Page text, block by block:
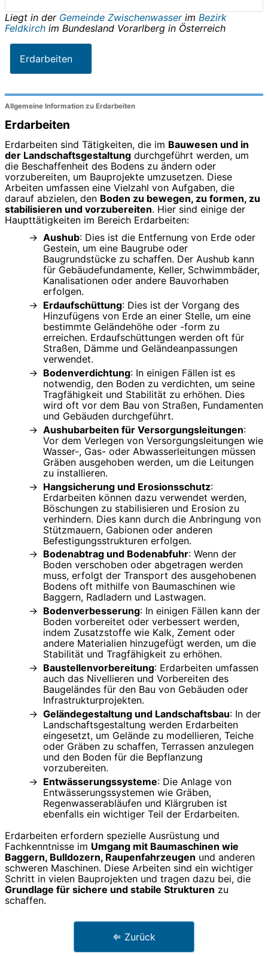
Liegt in der Gemeinde Zwischenwasser im Bezirk
Feldkirch im Bundesland Vorarlberg in Österreich
Erdarbeiten
Allgemeine Information zu Erdarbeiten
Erdarbeiten
Erdarbeiten sind Tätigkeiten, die im Bauwesen und in
der Landschaftsgestaltung durchgeführt werden, um
die Beschaffenheit des Bodens zu ändern oder
vorzubereiten, um Bauprojekte umzusetzen. Diese
Arbeiten umfassen eine Vielzahl von Aufgaben, die
darauf abzielen, den Boden zu bewegen, zu formen, zu
stabilisieren und vorzubereiten. Hier sind einige der
Haupttätigkeiten im Bereich Erdarbeiten:
Aushub: Dies ist die Entfernung von Erde oder
Gestein, um eine Baugrube oder
Baugrundstücke zu schaffen. Der Aushub kann
für Gebäudefundamente, Keller, Schwimmbäder,
Kanalisationen oder andere Bauvorhaben
erfolgen.
Erdaufschüttung: Dies ist der Vorgang des
Hinzufügens von Erde an einer Stelle, um eine
bestimmte Geländehöhe oder -form zu
erreichen. Erdaufschüttungen werden oft für
Straßen, Dämme und Geländeanpassungen
verwendet.
Bodenverdichtung: In einigen Fällen ist es
notwendig, den Boden zu verdichten, um seine
Tragfähigkeit und Stabilität zu erhöhen. Dies
wird oft vor dem Bau von Straßen, Fundamenten
und Gebäuden durchgeführt.
Aushubarbeiten für Versorgungsleitungen:
Vor dem Verlegen von Versorgungsleitungen wie
Wasser-, Gas- oder Abwasserleitungen müssen
Gräben ausgehoben werden, um die Leitungen
zu installieren.
Hangsicherung und Erosionsschutz:
Erdarbeiten können dazu verwendet werden,
Böschungen zu stabilisieren und Erosion zu
verhindern. Dies kann durch die Anbringung von
Stützmauern, Gabionen oder anderen
Befestigungsstrukturen erfolgen.
Bodenabtrag und Bodenabfuhr: Wenn der
Boden verschoben oder abgetragen werden
muss, erfolgt der Transport des ausgehobenen
Bodens oft mithilfe von Baumaschinen wie
Baggern, Radladern und Lastwagen.
Bodenverbesserung: In einigen Fällen kann der
Boden vorbereitet oder verbessert werden,
indem Zusatzstoffe wie Kalk, Zement oder
andere Materialien hinzugefügt werden, um die
Stabilität und Tragfähigkeit zu erhöhen.
Baustellenvorbereitung: Erdarbeiten umfassen
auch das Nivellieren und Vorbereiten des
Baugeländes für den Bau von Gebäuden oder
Infrastrukturprojekten.
Geländegestaltung und Landschaftsbau: In der
Landschaftsgestaltung werden Erdarbeiten
eingesetzt, um Gelände zu modellieren, Teiche
oder Gräben zu schaffen, Terrassen anzulegen
und den Boden für die Bepflanzung
vorzubereiten.
Entwässerungssysteme: Die Anlage von
Entwässerungssystemen wie Gräben,
Regenwasserabläufen und Klärgruben ist
ebenfalls ein wichtiger Teil der Erdarbeiten.
Erdarbeiten erfordern spezielle Ausrüstung und
Fachkenntnisse im Umgang mit Baumaschinen wie
Baggern, Bulldozern, Raupenfahrzeugen und anderen
schweren Maschinen. Diese Arbeiten sind ein wichtiger
Schritt in vielen Bauprojekten und tragen dazu bei, die
Grundlage für sichere und stabile Strukturen zu
schaffen.
⇐ Zurück